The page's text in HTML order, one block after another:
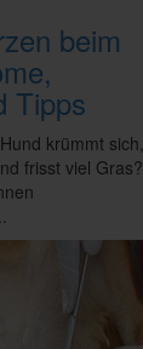
beim
Tipps
krümmt sich,
frisst viel Gras?